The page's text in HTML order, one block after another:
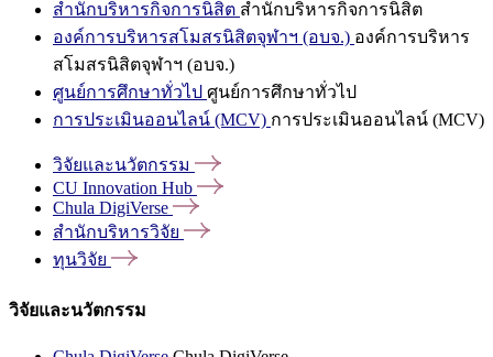
สำนักบริหารกิจการนิสิต สำนักบริหารกิจการนิสิต
องค์การบริหารสโมสรนิสิตจุฬาฯ (อบจ.) องค์การบริหาร
สโมสรนิสิตจุฬาฯ (อบจ.)
ศูนย์การศึกษาทั่วไป ศูนย์การศึกษาทั่วไป
การประเมินออนไลน์ (MCV) การประเมินออนไลน์ (MCV)
วิจัยและนวัตกรรม
CU Innovation Hub
Chula DigiVerse
สำนักบริหารวิจัย
ทุนวิจัย
วิจัยและนวัตกรรม